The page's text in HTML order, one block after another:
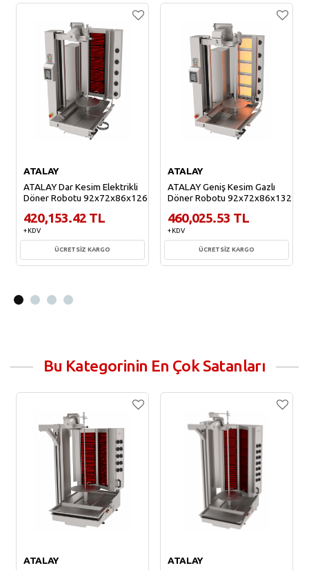
ATALAY
ATALAY Dar Kesim Elektrikli
Döner Robotu 92x72x86x126
420,153.42 TL
+ KDV
ÜCRETSİZ KARGO
ATALAY
ATALAY Geniş Kesim Gazlı
Döner Robotu 92x72x86x132
460,025.53 TL
+ KDV
ÜCRETSİZ KARGO
Bu Kategorinin En Çok Satanları
ATALAY
ATALAY